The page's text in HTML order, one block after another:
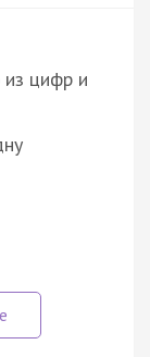
из цифр и